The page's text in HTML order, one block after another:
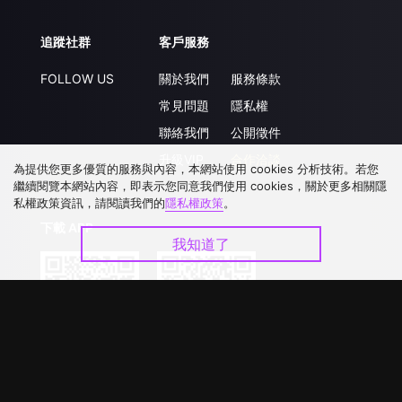
追蹤社群
FOLLOW US
客戶服務
關於我們
常見問題
聯絡我們
服務條款
隱私權
公開徵件
下載 APP
為提供您更多優質的服務與內容，本網站使用 cookies 分析技術。若您
繼續閱覽本網站內容，即表示您同意我們使用 cookies，關於更多相關隱
私權政策資訊，請閱讀我們的隱私權政策。
我知道了